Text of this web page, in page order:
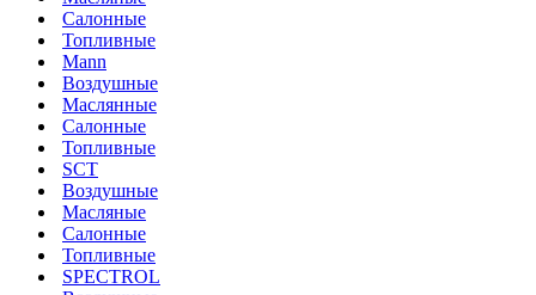
Салонные
Топливные
Mann
Воздушные
Маслянные
Салонные
Топливные
SCT
Воздушные
Масляные
Салонные
Топливные
SPECTROL